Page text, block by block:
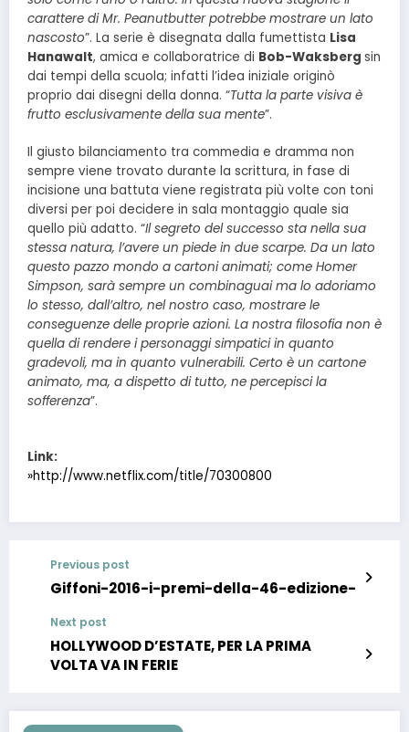
carattere di Mr. Peanutbutter potrebbe mostrare un lato
nascosto”. La serie è disegnata dalla fumettista Lisa
Hanawalt, amica e collaboratrice di Bob-Waksberg sin
dai tempi della scuola; infatti l’idea iniziale originò
proprio dai disegni della donna. “Tutta la parte visiva è
frutto esclusivamente della sua mente”.
Il giusto bilanciamento tra commedia e dramma non
sempre viene trovato durante la scrittura, in fase di
incisione una battuta viene registrata più volte con toni
diversi per poi decidere in sala montaggio quale sia
quello più adatto. “Il segreto del successo sta nella sua
stessa natura, l’avere un piede in due scarpe. Da un lato
questo pazzo mondo a cartoni animati; come Homer
Simpson, sarà sempre un combinaguai ma lo adoriamo
lo stesso, dall’altro, nel nostro caso, mostrare le
conseguenze delle proprie azioni. La nostra filosofia non è
quella di rendere i personaggi simpatici in quanto
gradevoli, ma in quanto vulnerabili. Certo è un cartone
animato, ma, a dispetto di tutto, ne percepisci la
sofferenza”.
Link:
»http://www.netflix.com/title/70300800
Previous post
Giffoni-2016-i-premi-della-46-edizione-
Next post
HOLLYWOOD D’ESTATE, PER LA PRIMA
VOLTA VA IN FERIE